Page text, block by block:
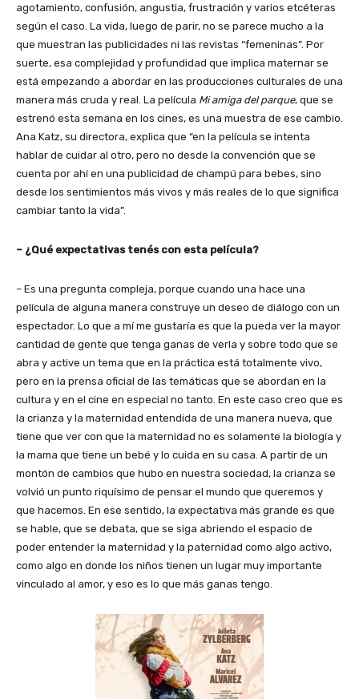
agotamiento, confusión, angustia, frustración y varios etcéteras
según el caso. La vida, luego de parir, no se parece mucho a la
que muestran las publicidades ni las revistas “femeninas”. Por
suerte, esa complejidad y profundidad que implica maternar se
está empezando a abordar en las producciones culturales de una
manera más cruda y real. La película Mi amiga del parque, que se
estrenó esta semana en los cines, es una muestra de ese cambio.
Ana Katz, su directora, explica que “en la película se intenta
hablar de cuidar al otro, pero no desde la convención que se
cuenta por ahí en una publicidad de champú para bebes, sino
desde los sentimientos más vivos y más reales de lo que significa
cambiar tanto la vida”.
– ¿Qué expectativas tenés con esta película?
– Es una pregunta compleja, porque cuando una hace una
película de alguna manera construye un deseo de diálogo con un
espectador. Lo que a mí me gustaría es que la pueda ver la mayor
cantidad de gente que tenga ganas de verla y sobre todo que se
abra y active un tema que en la práctica está totalmente vivo,
pero en la prensa oficial de las temáticas que se abordan en la
cultura y en el cine en especial no tanto. En este caso creo que es
la crianza y la maternidad entendida de una manera nueva, que
tiene que ver con que la maternidad no es solamente la biología y
la mama que tiene un bebé y lo cuida en su casa. A partir de un
montón de cambios que hubo en nuestra sociedad, la crianza se
volvió un punto riquísimo de pensar el mundo que queremos y
que hacemos. En ese sentido, la expectativa más grande es que
se hable, que se debata, que se siga abriendo el espacio de
poder entender la maternidad y la paternidad como algo activo,
como algo en donde los niños tienen un lugar muy importante
vinculado al amor, y eso es lo que más ganas tengo.